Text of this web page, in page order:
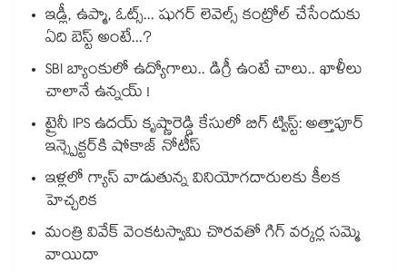
ఇడ్లీ, ఉప్మా, ఓట్స్... షుగర్ లెవెల్స్ కంట్రోల్ చేసేందుకు
ఏది బెస్ట్ అంటే...?
SBI బ్యాంకులో ఉద్యోగాలు.. డిగ్రీ ఉంటే చాలు.. ఖాళీలు
చాలానే ఉన్నయ్ !
ట్రైనీ IPS ఉదయ్ కృష్ణారెడ్డి కేసులో బిగ్ ట్విస్ట్: అత్తాపూర్
ఇన్స్పెక్టర్‎కి షోకాజ్ నోటీస్
ఇళ్లలో గ్యాస్ వాడుతున్న వినియోగదారులకు కీలక
హెచ్చరిక
మంత్రి వివేక్ వెంకటస్వామి చొరవతో గిగ్ వర్కర్ల సమ్మె
వాయిదా